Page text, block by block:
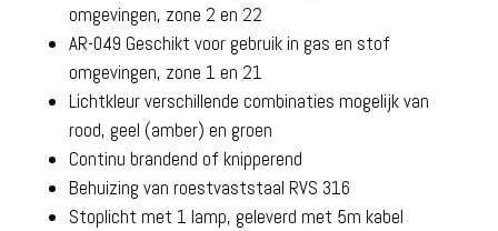
omgevingen, zone 2 en 22
AR-049 Geschikt voor gebruik in gas en stof
omgevingen, zone 1 en 21
Lichtkleur verschillende combinaties mogelijk van
rood, geel (amber) en groen
Continu brandend of knipperend
Behuizing van roestvaststaal RVS 316
Stoplicht met 1 lamp, geleverd met 5m kabel